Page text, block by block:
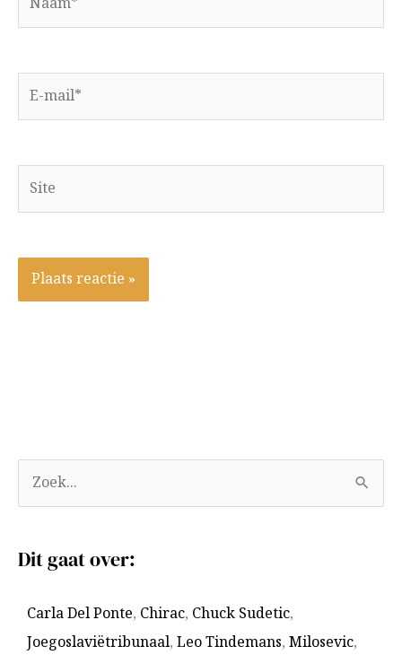
mail*
Site
o
k
Dit gaat over:
Carla Del Ponte, Chirac, Chuck Sudetic,
Joegoslaviëtribunaal, Leo Tindemans, Milosevic,
r
h